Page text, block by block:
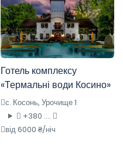
Готель комплексу
«Термальні води Косино»
с. Косонь, Урочище 1
+380 ....
від 6000 ₴/ніч